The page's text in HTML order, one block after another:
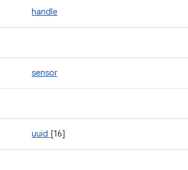
handle
sensor
uuid [16]